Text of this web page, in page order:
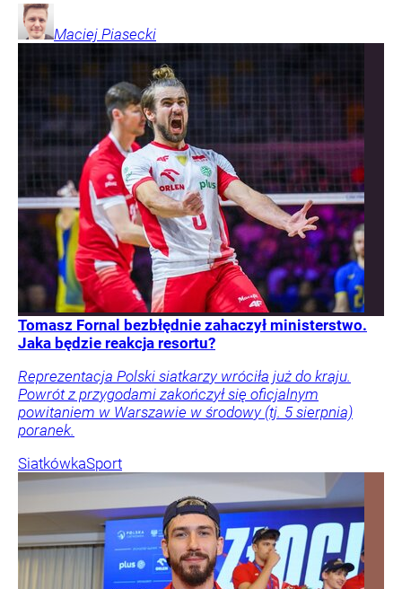
Maciej Piasecki
Tomasz Fornal bezbłędnie zahaczył ministerstwo.
Jaka będzie reakcja resortu?
Reprezentacja Polski siatkarzy wróciła już do kraju.
Powrót z przygodami zakończył się oficjalnym
powitaniem w Warszawie w środowy (tj. 5 sierpnia)
poranek.
SiatkówkaSport